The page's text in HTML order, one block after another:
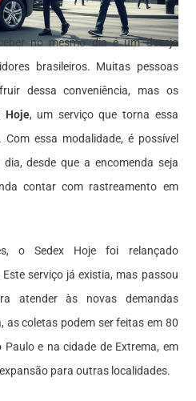
no mesmo dia é um desejo
brasileiros. Muitas pessoas
dessa conveniência, mas os
Hoje, um serviço que torna essa
Com essa modalidade, é possível
desde que a encomenda seja
contar com rastreamento em
o Sedex Hoje foi relançado
serviço já existia, mas passou
atender às novas demandas
as coletas podem ser feitas em 80
e na cidade de Extrema, em
para outras localidades.